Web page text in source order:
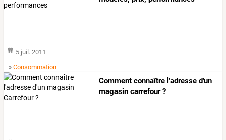
5 juil. 2011
»Consommation
Comment connaître l'adresse d'un
magasin carrefour ?